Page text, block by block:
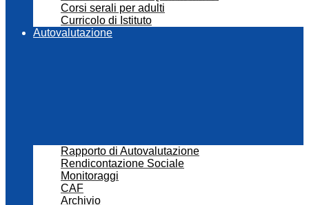
Corsi serali per adulti
Curricolo di Istituto
Autovalutazione
Rapporto di Autovalutazione
Rendicontazione Sociale
Monitoraggi
CAF
Archivio